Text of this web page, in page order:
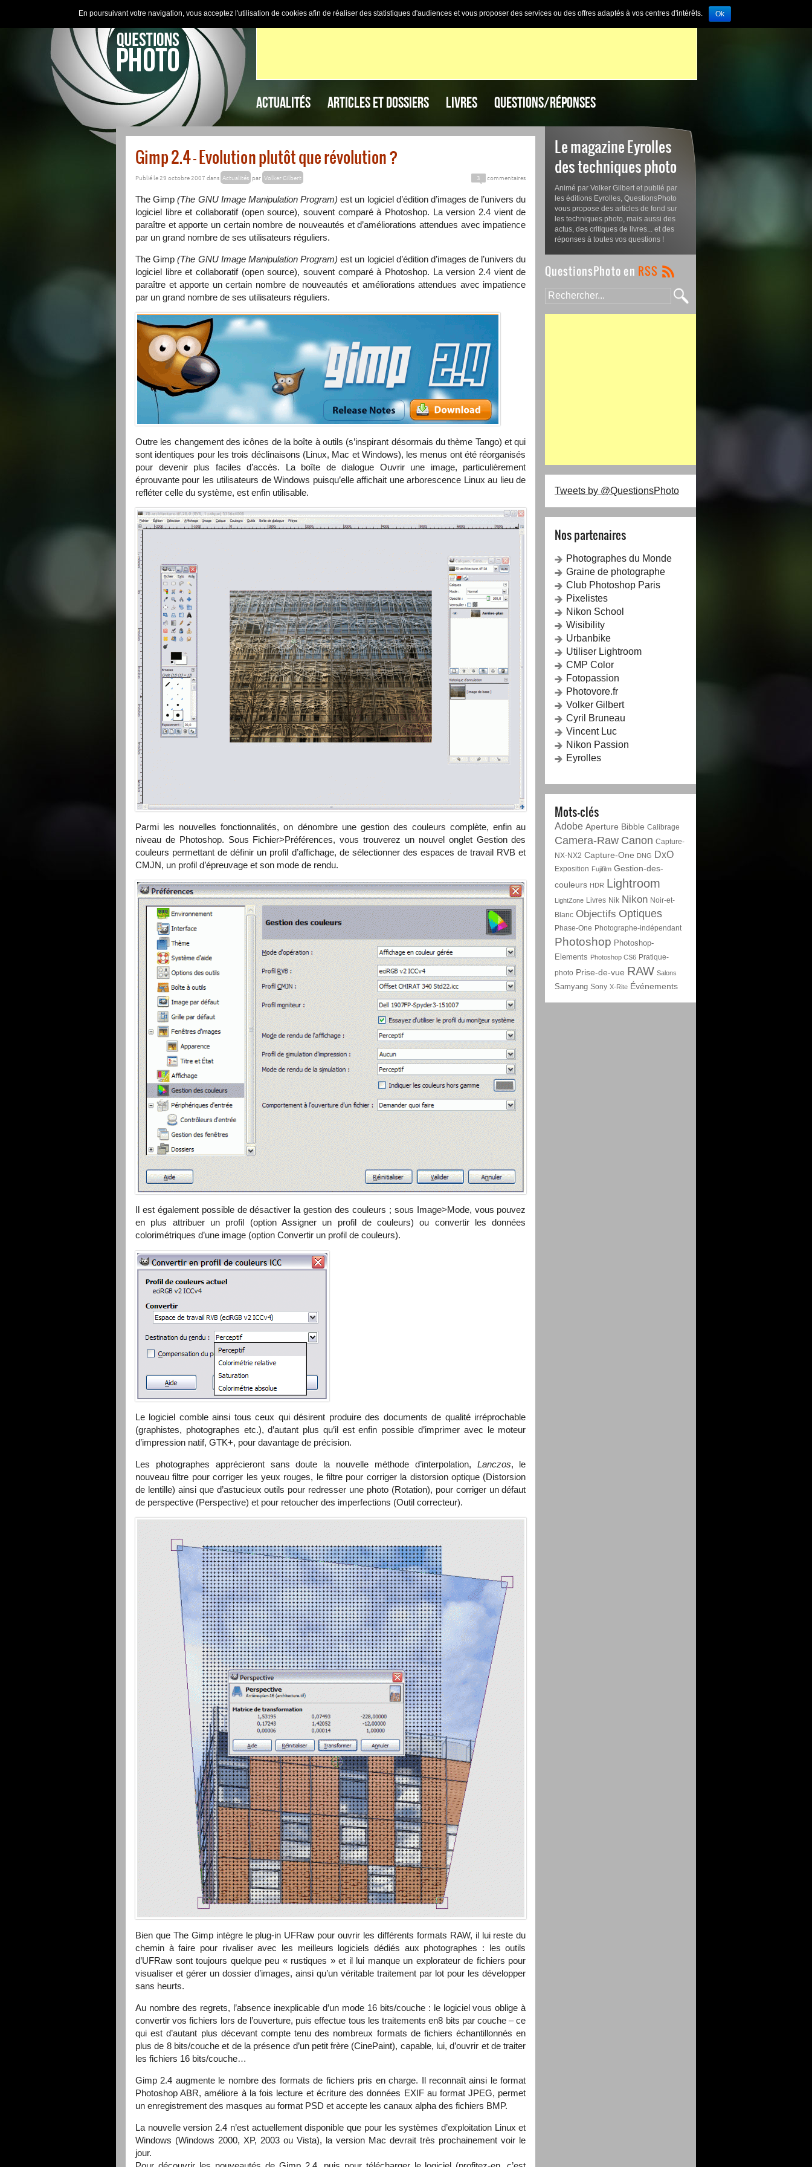
ACTUALITÉS ARTICLES ET DOSSIERS LIVRES QUESTIONS/RÉPONSES
Gimp 2.4 – Evolution plutôt que révolution ?
Publié le 29 octobre 2007 dans Actualités par Volker Gilbert 3 commentaires
The Gimp(The GNUImage Manipulation Program) est un logiciel d’édition d’images de l’univers du
logiciel libre et collaboratif (open source), souvent comparé à Photoshop. La version 2.4 vient de
paraître et apporte un certain nombre de nouveautés et d’améliorations attendues avec impatience
par un grand nombre de ses utilisateurs réguliers.
The Gimp(The GNUImage Manipulation Program) est un logiciel d’édition d’images de l’univers du
logiciel libre et collaboratif (open source), souvent comparé à Photoshop. La version 2.4 vient de
paraître et apporte un certain nombre de nouveautés et améliorations attendues avec impatience
par un grand nombre de ses utilisateurs réguliers.
Outre les changement des icônes de la boîte à outils (s’inspirant désormais du thème Tango) et qui
sont identiques pour les trois déclinaisons (Linux, Mac et Windows), les menus ont été réorganisés
pour devenir plus faciles d’accès. La boîte de dialogue Ouvrir une image, particulièrement
éprouvante pour les utilisateurs de Windows puisqu’elle affichait une arborescence Linux au lieu de
refléter celle du système, est enfin utilisable.
Parmi les nouvelles fonctionnalités, on dénombre une gestion des couleurs complète, enfin au
niveau de Photoshop. Sous Fichier>Préférences, vous trouverez un nouvel onglet Gestion des
couleurs permettant de définir un profil d’affichage, de sélectionner des espaces de travail RVB et
CMJN, un profil d’épreuvage et son mode de rendu.
Il est également possible de désactiver la gestion des couleurs ; sous Image>Mode, vous pouvez
en plus attribuer un profil (option Assigner un profil de couleurs) ou convertir les données
colorimétriques d’une image (option Convertir un profil de couleurs).
Le logiciel comble ainsi tous ceux qui désirent produire des documents de qualité irréprochable
(graphistes, photographes etc.), d’autant plus qu’il est enfin possible d’imprimer avec le moteur
d’impression natif, GTK+, pour davantage de précision.
Les photographes apprécieront sans doute la nouvelle méthode d’interpolation, Lanczos, le
nouveau filtre pour corriger les yeux rouges, le filtre pour corriger la distorsion optique (Distorsion
de lentille) ainsi que d’astucieux outils pour redresser une photo (Rotation), pour corriger un défaut
de perspective (Perspective) et pour retoucher des imperfections (Outil correcteur).
Bien que The Gimp intègre le plug-in UFRaw pour ouvrir les différents formats RAW, il lui reste du
chemin à faire pour rivaliser avec les meilleurs logiciels dédiés aux photographes : les outils
d’UFRaw sont toujours quelque peu « rustiques » et il lui manque un explorateur de fichiers pour
visualiser et gérer un dossier d’images, ainsi qu’un véritable traitement par lot pour les développer
sans heurts.
Au nombre des regrets, l’absence inexplicable d’un mode 16 bits/couche : le logiciel vous oblige à
convertir vos fichiers lors de l’ouverture, puis effectue tous les traitements en8 bits par couche – ce
qui est d’autant plus décevant compte tenu des nombreux formats de fichiers échantillonnés en
plus de 8 bits/couche et de la présence d’un petit frère (CinePaint), capable, lui, d’ouvrir et de traiter
les fichiers 16 bits/couche…
Gimp 2.4 augmente le nombre des formats de fichiers pris en charge. Il reconnaît ainsi le format
PhotoshopABR, améliore à la fois lecture et écriture des données EXIFau formatJPEG, permet
un enregistrement des masques au format PSD et accepte les canaux alpha des fichiers BMP.
La nouvelle version 2.4 n’est actuellement disponible que pour les systèmes d’exploitation Linux et
Windows (Windows 2000, XP, 2003 ou Vista), la version Mac devrait très prochainement voir le
jour.
Le magazine Eyrolles
des techniques photo
Animé par Volker Gilbert et publié par
les éditions Eyrolles, QuestionsPhoto
vous propose des articles de fond sur
les techniques photo, mais aussi des
actus, des critiques de livres... et des
réponses à toutes vos questions !
Tweets by @QuestionsPhoto
Nos partenaires
Photographes du Monde
Graine de photographe
Club Photoshop Paris
Pixelistes
Nikon School
Wisibility
Urbanbike
Utiliser Lightroom
CMP Color
Fotopassion
Photovore.fr
Volker Gilbert
Cyril Bruneau
Vincent Luc
Nikon Passion
Eyrolles
Mots-clés
Adobe Aperture Bibble Calibrage
Camera-Raw Canon Capture-
NX-NX2 Capture-One DNG DxO
Exposition Fujifilm Gestion-des-
couleurs HDR Lightroom
LightZone Livres Nik Nikon Noir-et-
Blanc Objectifs Optiques
Phase-One Photographe-indépendant
Photoshop Photoshop-
Elements Photoshop CS6 Pratique-
photo Prise-de-vue RAW Salons
Samyang Sony X-Rite Événements
En poursuivant votre navigation, vous acceptez l'utilisation de cookies afin de réaliser des statistiques d'audiences et vous proposer des services ou des offres adaptés à vos centres d'intérêts. Ok